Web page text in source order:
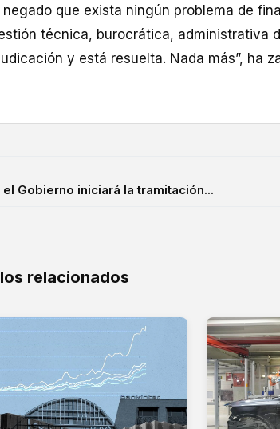
negado que exista ningún problema de
técnica, burocrática, administrativa
y está resuelta. Nada más”, ha
Gobierno iniciará la tramitación...
relacionados